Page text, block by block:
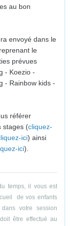
au bon
envoyé dans le
le
prévues
- Koezio -
- Rainbow kids -
référer
stages (cliquez-
ici) ainsi
ici).
temps, il vous est
de vos enfants
votre session
être effectué au